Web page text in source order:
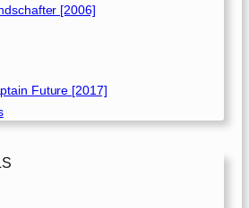
[2006]
Future [2017]